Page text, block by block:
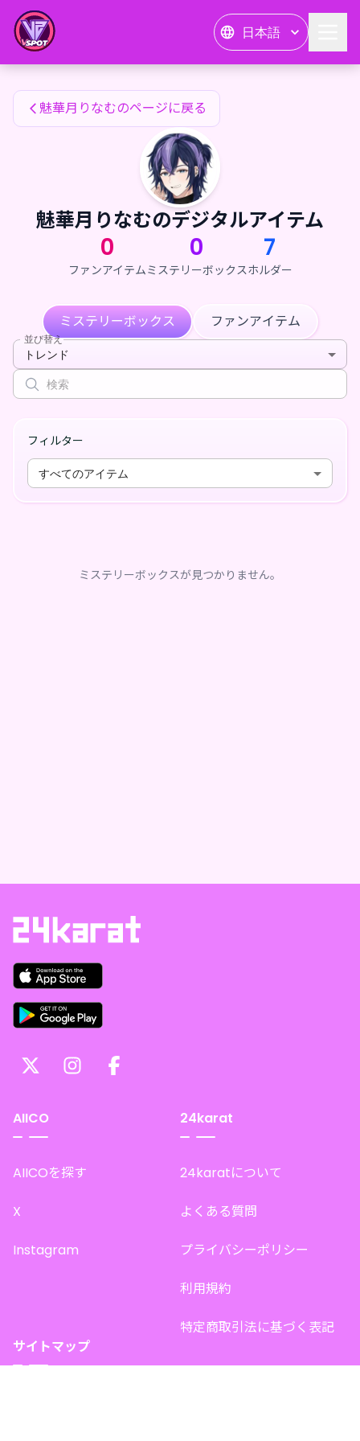
日本語
魅華月りなむのファンアイテム
魅華月りなむのページに戻る
魅華月りなむのデジタルアイテム
0
ファンアイテム
0
ミステリーボックス
7
ホルダー
ミステリーボックス ファンアイテム
並び替え
トレンド
フィルター
すべてのアイテム
ミステリーボックスが見つかりません。
AIICO
AIICOを探す
X
Instagram
24karat
24karatについて
よくある質問
プライバシーポリシー
利用規約
特定商取引法に基づく表記
サイトマップ
魅華月りなむのファンアイテム — 24karat